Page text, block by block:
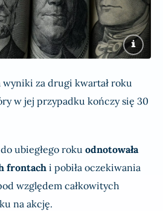
wyniki za drugi kwartał roku
w jej przypadku kończy się 30
ubiegłego roku odnotowała
frontach i pobiła oczekiwania
względem całkowitych
na akcję.